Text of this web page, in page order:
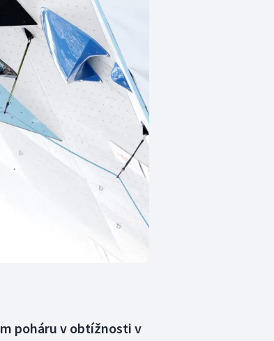
Triatlon
Veslování
Vodní slalom
Volejbal
Ostatní
poháru v obtížnosti v